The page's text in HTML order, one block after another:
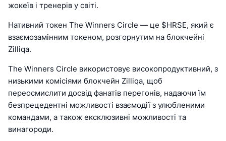
жокеїв і тренерів у світі.
Нативний токен The Winners Circle — це $HRSE, який є
взаємозамінним токеном, розгорнутим на блокчейні
Zilliqa.
The Winners Circle використовує високопродуктивний, з
низькими комісіями блокчейн Zilliqa, щоб
переосмислити досвід фанатів перегонів, надаючи їм
безпрецедентні можливості взаємодії з улюбленими
командами, а також ексклюзивні можливості та
винагороди.